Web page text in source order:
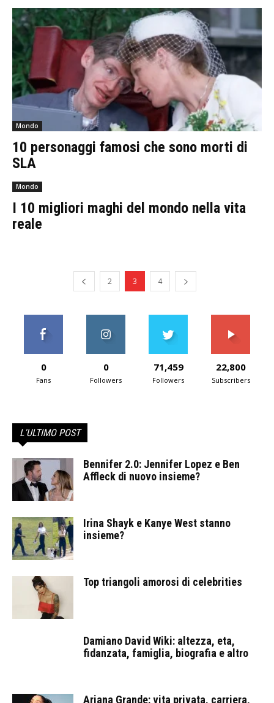
Mondo
10 personaggi famosi che sono morti di
SLA
Mondo
I 10 migliori maghi del mondo nella vita
reale
2 3 4
0
Fans
0
Followers
71,459
Followers
22,800
Subscribers
L'ULTIMO POST
Bennifer 2.0: Jennifer Lopez e Ben
Affleck di nuovo insieme?
Irina Shayk e Kanye West stanno
insieme?
Top triangoli amorosi di celebrities
Damiano David Wiki: altezza, eta,
fidanzata, famiglia, biografia e altro
Ariana Grande: vita privata, carriera,